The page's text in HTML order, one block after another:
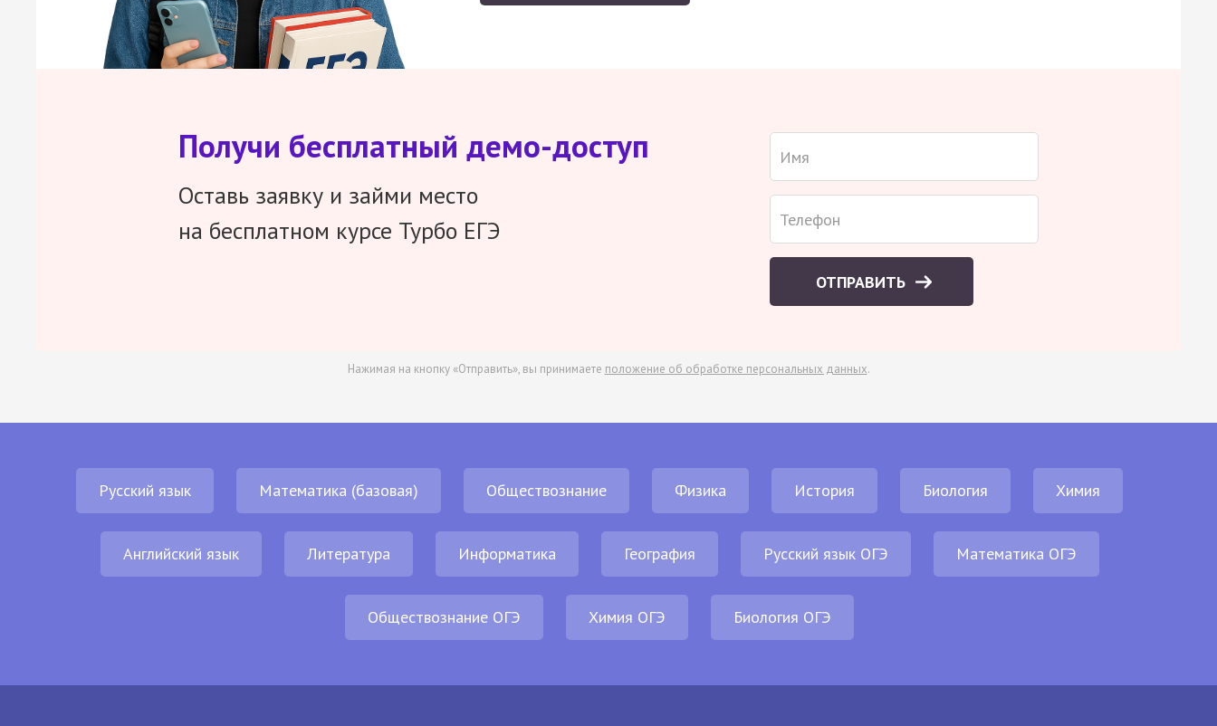
Получи бесплатный демо-доступ
Оставь заявку и займи место
на бесплатном курсе Турбо ЕГЭ
ОТПРАВИТЬ
Нажимая на кнопку «Отправить», вы принимаете положение об обработке персональных данных.
Русский язык Математика (базовая) Обществознание Физика История Биология Химия
Английский язык Литература Информатика География Русский язык ОГЭ Математика ОГЭ
Обществознание ОГЭ Химия ОГЭ Биология ОГЭ